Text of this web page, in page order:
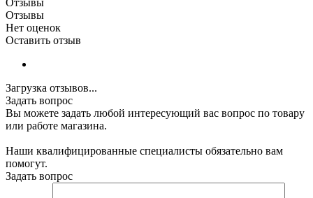
Отзывы
Нет оценок
Оставить отзыв
Загрузка отзывов...
Задать вопрос
Вы можете задать любой интересующий вас вопрос по товару
или работе магазина.
Наши квалифицированные специалисты обязательно вам
помогут.
Задать вопрос